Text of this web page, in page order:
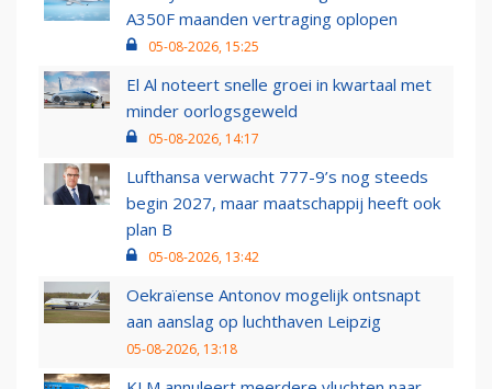
A350F maanden vertraging oplopen
05-08-2026, 15:25
El Al noteert snelle groei in kwartaal met
minder oorlogsgeweld
05-08-2026, 14:17
Lufthansa verwacht 777-9’s nog steeds
begin 2027, maar maatschappij heeft ook
plan B
05-08-2026, 13:42
Oekraïense Antonov mogelijk ontsnapt
aan aanslag op luchthaven Leipzig
05-08-2026, 13:18